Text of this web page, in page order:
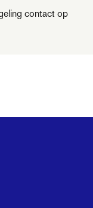
contact op